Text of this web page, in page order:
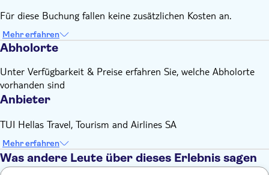
Für diese Buchung fallen keine zusätzlichen Kosten an.
Mehr erfahren
Abholorte
Unter Verfügbarkeit & Preise erfahren Sie, welche Abholorte
vorhanden sind
Anbieter
TUI Hellas Travel, Tourism and Airlines SA
Mehr erfahren
Was andere Leute über dieses Erlebnis sagen